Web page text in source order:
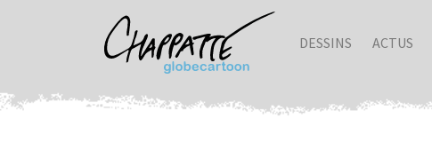
DESSINS ACTUS